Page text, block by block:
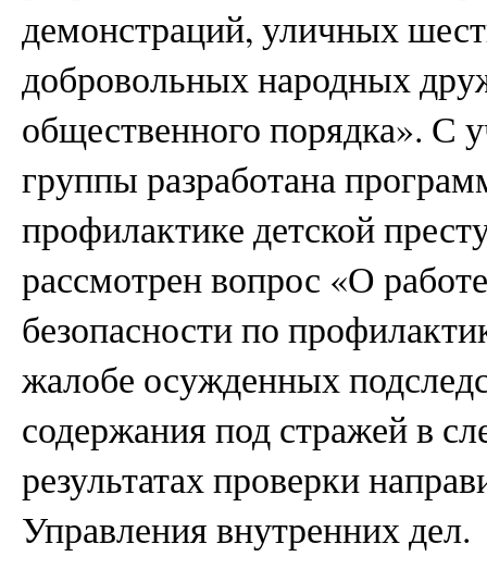
демонстраций, уличных
добровольных народных
общественного порядка». С
группы разработана
профилактике детской
рассмотрен вопрос «О
безопасности по
жалобе осужденных
содержания под стражей в
результатах проверки
Управления внутренних дел.